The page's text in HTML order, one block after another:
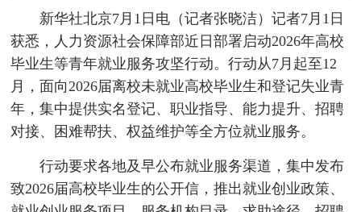
新华社北京7月1日电（记者张晓洁）记者7月1日
获悉，人力资源社会保障部近日部署启动2026年高校
毕业生等青年就业服务攻坚行动。行动从7月起至12
月，面向2026届离校未就业高校毕业生和登记失业青
年，集中提供实名登记、职业指导、能力提升、招聘
对接、困难帮扶、权益维护等全方位就业服务。
行动要求各地及早公布就业服务渠道，集中发布
致2026届高校毕业生的公开信，推出就业创业政策、